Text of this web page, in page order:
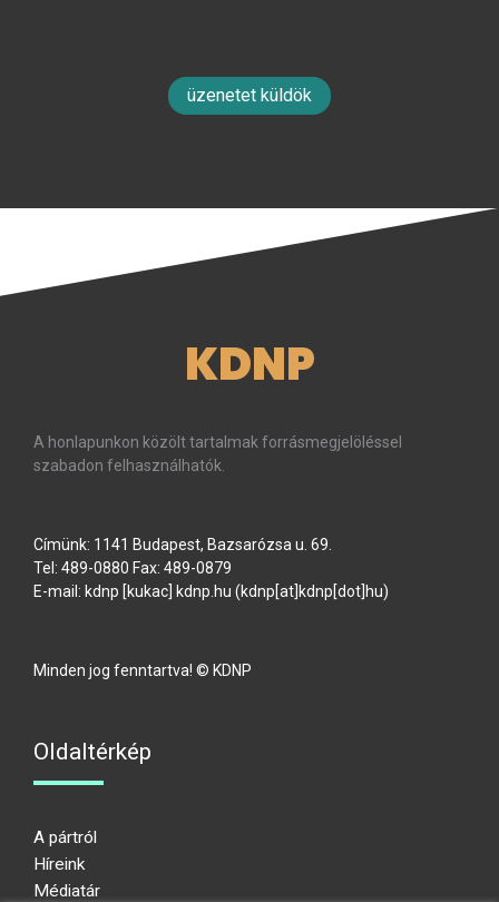
üzenetet küldök
KDNP
A honlapunkon közölt tartalmak forrásmegjelöléssel
szabadon felhasználhatók.
Címünk: 1141 Budapest, Bazsarózsa u. 69.
Tel: 489-0880 Fax: 489-0879
E-mail: kdnp [kukac] kdnp hu (kdnp[at]kdnp[dot]hu)
Minden jog fenntartva! © KDNP
Oldaltérkép
A pártról
Híreink
Médiatár